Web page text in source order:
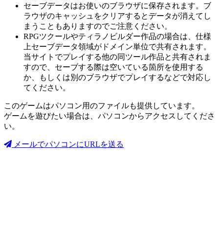
セーブデータはお使いのブラウザに保存されます。ブ
ラウザのキャッシュをクリアするとデータが消えてし
まうこともありますのでご注意ください。
RPGツクールやティラノビルダー作品の場合は、仕様
上セーブデータ領域がドメイン単位で共有されます。
当サイトでプレイする他の同ツール作品と共有されま
すので、セーブする際は空いている箇所を使用する
か、もしくは別のブラウザでプレイするなどで対応し
てください。
このゲームはパソコン用のファイルも提供しています。
ゲームを遊びたい場合は、パソコンからアクセスしてくださ
い。
メールでパソコンにURLを送る